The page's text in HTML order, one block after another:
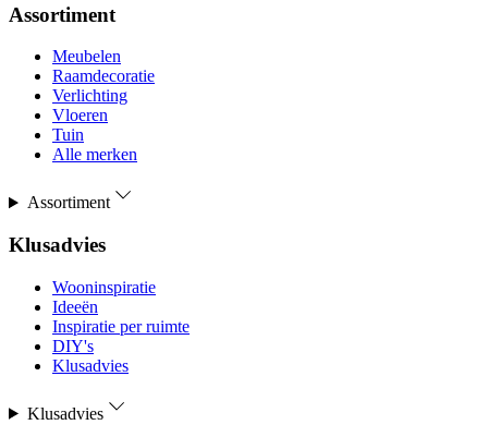
Assortiment
Meubelen
Raamdecoratie
Verlichting
Vloeren
Tuin
Alle merken
Assortiment
Klusadvies
Wooninspiratie
Ideeën
Inspiratie per ruimte
DIY's
Klusadvies
Klusadvies